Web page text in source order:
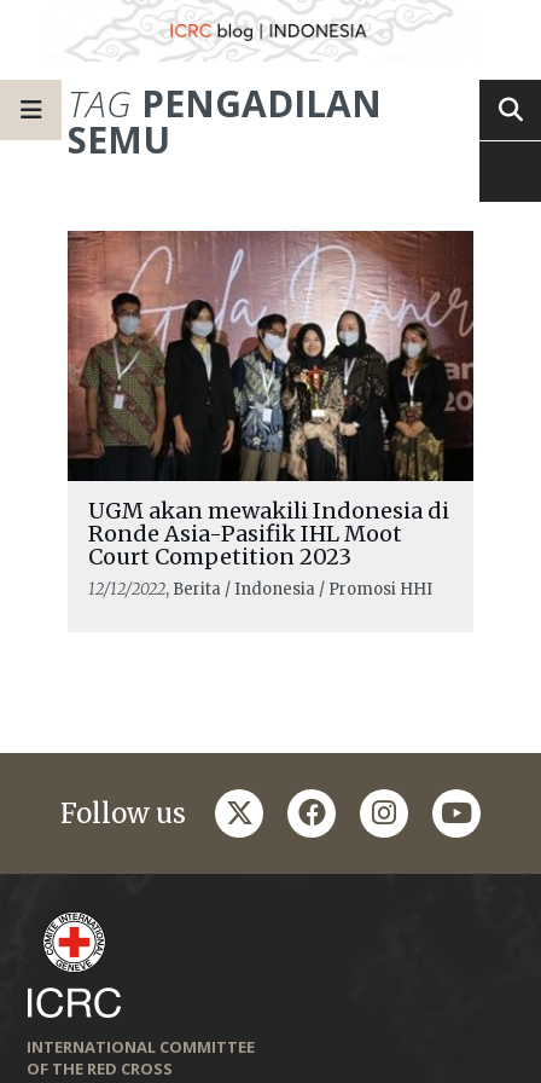
TAG PENGADILAN
SEMU
UGM akan mewakili Indonesia di
Ronde Asia-Pasifik IHL Moot
Court Competition 2023
12/12/2022, Berita / Indonesia / Promosi HHI
Follow us twitterfacebookinstagramyoutube
INTERNATIONAL COMMITTEE
OF THE RED CROSS